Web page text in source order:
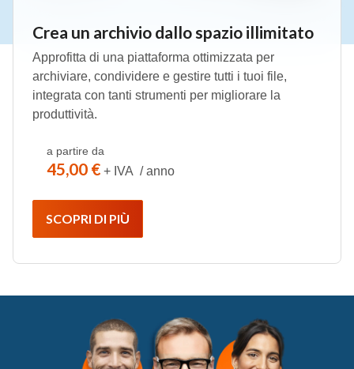
Crea un archivio dallo spazio illimitato
Approfitta di una piattaforma ottimizzata per
archiviare, condividere e gestire tutti i tuoi file,
integrata con tanti strumenti per migliorare la
produttività.
a partire da
45,00 € + IVA / anno
SCOPRI DI PIÙ